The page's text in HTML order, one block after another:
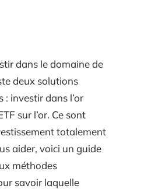
dans le domaine de
deux solutions
investir dans l’or
sur l’or. Ce sont
totalement
aider, voici un guide
méthodes
savoir laquelle